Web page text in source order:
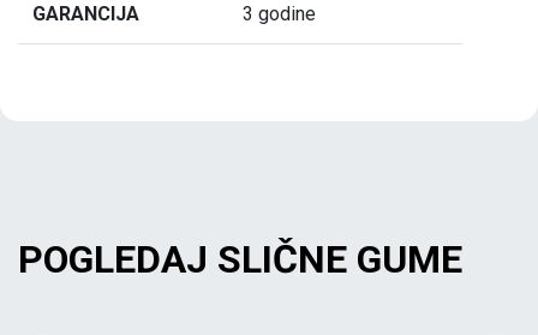
GARANCIJA 3 godine
POGLEDAJ SLIČNE GUME